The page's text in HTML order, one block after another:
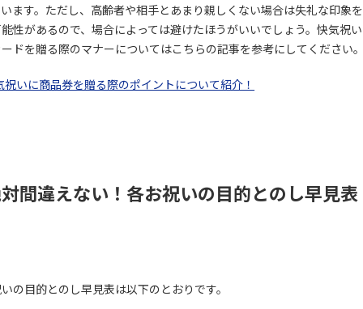
ます。ただし、高齢者や相手とあまり親しくない場合は失礼な印象
性があるので、場合によっては避けたほうがいいでしょう。快気祝
ドを贈る際のマナーについてはこちらの記事を参考にしてください
祝いに商品券を贈る際のポイントについて紹介！
間違えない！各お祝いの目的とのし早見表
の目的とのし早見表は以下のとおりです。